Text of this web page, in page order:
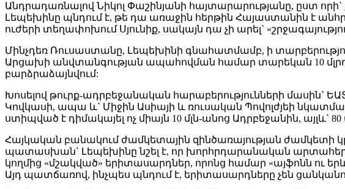
Անդրադառնալով Նիկոլ Փաշինյանի հայտարարությանը, ըստ
Լեպեխինը պնդում է, թե դա առաջին հերթին Հայաստանին է
ուժերի տեղափոխում Սյունիք, սակայն դա չի արել`
Մինչդեռ Ռուսաստանը, Լեպեխինի գնահատմամբ, ի
Արցախի անվտանգության ապահովման համար տարեկան 10 մլրդ
բարձրաձայնվում:
Խոսելով թուրք-ադրբեջանական հարաբերությունների մասին`
Կովկասի, ապա և` Միջին Ասիայի և ռուսական Պովոլժյեի
ստիպված է դիմակայել ոչ միայն 10 մլն-անոց Ադրբեջանին, այլև` 80
Հայկական բանակում ժամկետային զինծառայության ժամկետի
պատասխան` Լեպեխինը նշել է, որ խորհրդարանական
կողմից «մշակված» երիտասարդներ, որոնց համար «այֆոնն ու
Այդ պատճառով, ինչպես պնդում է, երիտասարդները չեն